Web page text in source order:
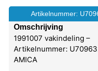
Artikelnummer:
Omschrijving
1991007 vakindeling –
Artikelnummer:
AMICA